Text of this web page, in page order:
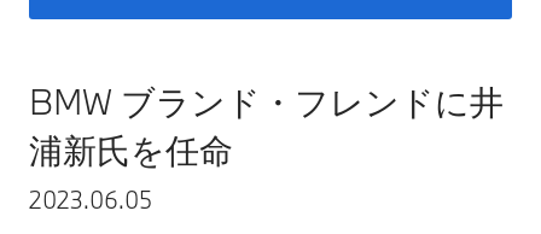
BMW ブランド・フレンドに井
浦新氏を任命
2023.06.05